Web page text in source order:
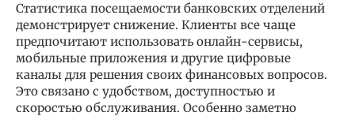
Статистика посещаемости банковских отделений
демонстрирует снижение. Клиенты все чаще
предпочитают использовать онлайн-сервисы,
мобильные приложения и другие цифровые
каналы для решения своих финансовых вопросов.
Это связано с удобством, доступностью и
скоростью обслуживания. Особенно заметно